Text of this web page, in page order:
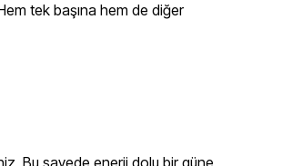
Hem tek başına hem de diğer
Bu sayede enerji dolu bir güne